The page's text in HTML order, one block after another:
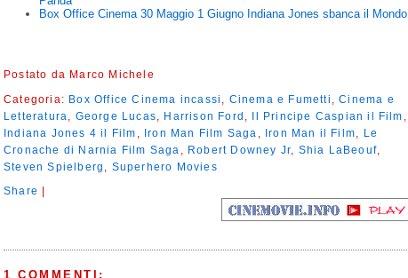
Box Office Cinema 30 Maggio 1 Giugno Indiana Jones sbanca il Mondo
Postato da Marco Michele
Categoria: Box Office Cinema incassi Cinema e Fumetti ,Cinema e
Letteratura
George Lucas Harrison Ford Il Principe Caspian il Film
Indiana Jones 4 il Film
Iron Man Film Saga Iron Man il Film
Le
Cronache di Narnia Film Saga
Robert Downey Jr Shia LaBeouf,
Steven Spielberg
Superhero Movies
Share |
1 COMMENTI: